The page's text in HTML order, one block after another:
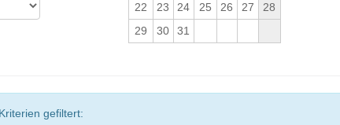
22
23 24 25 26 27
28
29
30 31
gefiltert: